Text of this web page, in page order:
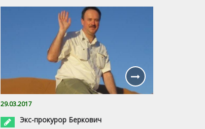
29.03.2017
Экс-прокурор Беркович